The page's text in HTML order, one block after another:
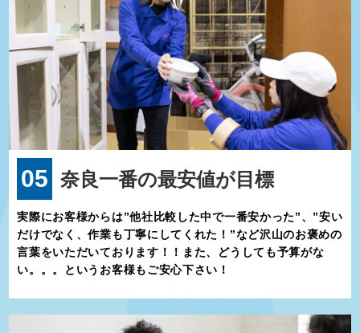
05 奈良一番の最安値が目標
実際にお客様からは”他社比較した中で一番安かった”、”安い
だけでなく、作業も丁寧にしてくれた！”など沢山のお褒めの
言葉をいただいております！！また、どうしても予算がな
い。。。というお客様もご安心下さい！